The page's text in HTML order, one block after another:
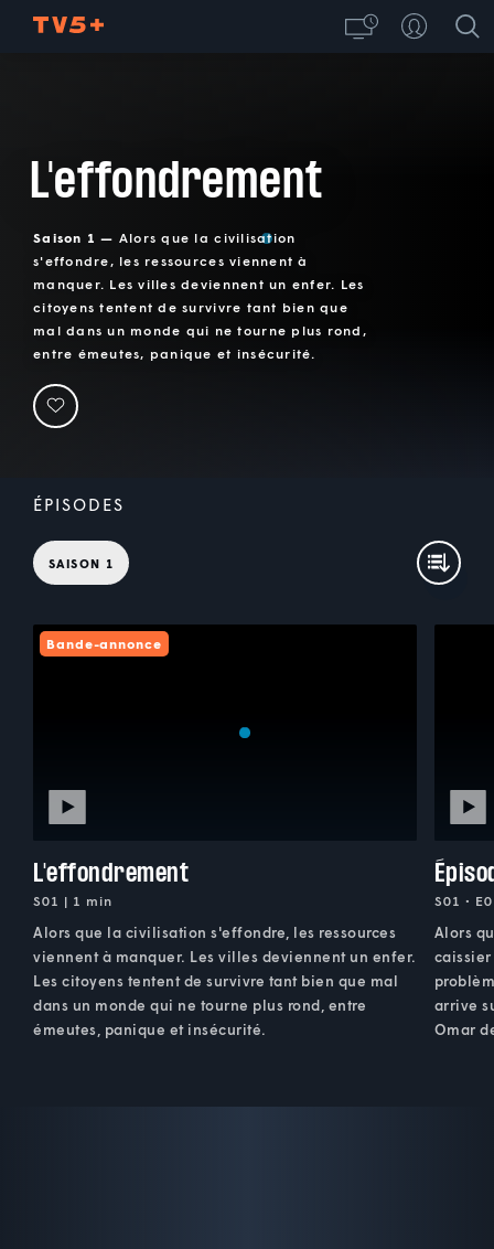
L'effondrement
Saison 1 — Alors que la civilisation
s'effondre, les ressources viennent à
manquer. Les villes deviennent un enfer. Les
citoyens tentent de survivre tant bien que
mal dans un monde qui ne tourne plus rond,
entre émeutes, panique et insécurité.
ÉPISODES
SAISON 1
Bande-annonce
L'effondrement
S01 | 1 min
Alors que la civilisation s'effondre, les ressources
viennent à manquer. Les villes deviennent un enfer.
Les citoyens tentent de survivre tant bien que mal
dans un monde qui ne tourne plus rond, entre
émeutes, panique et insécurité.
S01 •
Alors
arrive
Omar